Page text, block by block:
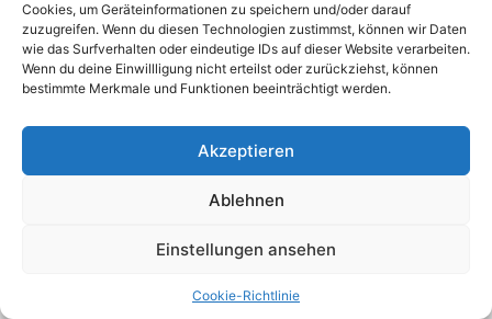
Cookies, um Geräteinformationen zu speichern und/oder darauf
zuzugreifen. Wenn du diesen Technologien zustimmst, können wir Daten
wie das Surfverhalten oder eindeutige IDs auf dieser Website verarbeiten.
Wenn du deine Einwillligung nicht erteilst oder zurückziehst, können
bestimmte Merkmale und Funktionen beeinträchtigt werden.
Akzeptieren
Ablehnen
Einstellungen ansehen
Cookie-Richtlinie
Impressum/DSGVO
KI-Nutzungserklärung
Cookie-Richtlinie (EU)
GeneratePress